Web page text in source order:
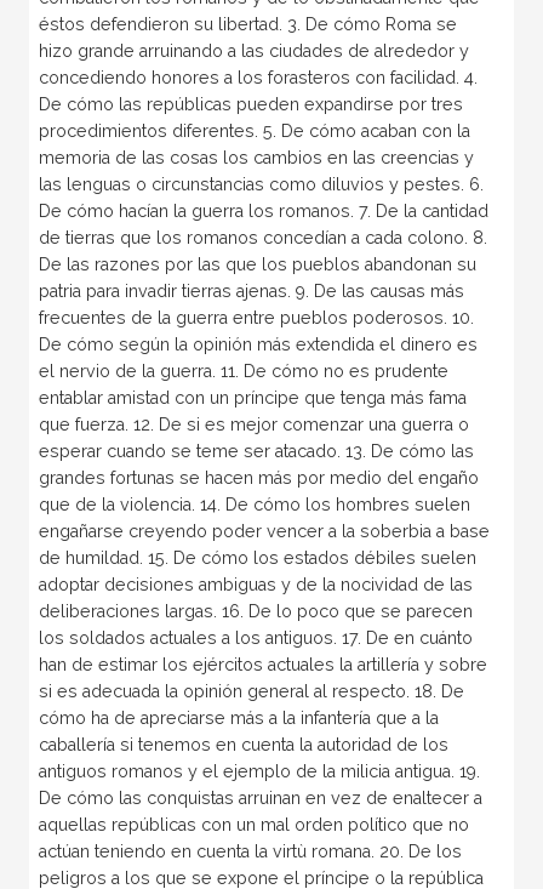
éstos defendieron su libertad. 3. De cómo Roma se
hizo grande arruinando a las ciudades de alrededor y
concediendo honores a los forasteros con facilidad. 4.
De cómo las repúblicas pueden expandirse por tres
procedimientos diferentes. 5. De cómo acaban con la
memoria de las cosas los cambios en las creencias y
las lenguas o circunstancias como diluvios y pestes. 6.
De cómo hacían la guerra los romanos. 7. De la cantidad
de tierras que los romanos concedían a cada colono. 8.
De las razones por las que los pueblos abandonan su
patria para invadir tierras ajenas. 9. De las causas más
frecuentes de la guerra entre pueblos poderosos. 10.
De cómo según la opinión más extendida el dinero es
el nervio de la guerra. 11. De cómo no es prudente
entablar amistad con un príncipe que tenga más fama
que fuerza. 12. De si es mejor comenzar una guerra o
esperar cuando se teme ser atacado. 13. De cómo las
grandes fortunas se hacen más por medio del engaño
que de la violencia. 14. De cómo los hombres suelen
engañarse creyendo poder vencer a la soberbia a base
de humildad. 15. De cómo los estados débiles suelen
adoptar decisiones ambiguas y de la nocividad de las
deliberaciones largas. 16. De lo poco que se parecen
los soldados actuales a los antiguos. 17. De en cuánto
han de estimar los ejércitos actuales la artillería y sobre
si es adecuada la opinión general al respecto. 18. De
cómo ha de apreciarse más a la infantería que a la
caballería si tenemos en cuenta la autoridad de los
antiguos romanos y el ejemplo de la milicia antigua. 19.
De cómo las conquistas arruinan en vez de enaltecer a
aquellas repúblicas con un mal orden político que no
actúan teniendo en cuenta la virtù romana. 20. De los
peligros a los que se expone el príncipe o la república